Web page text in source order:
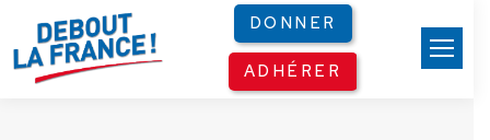
DONNER
ADHÉRER
Panneau de gestion des cookies